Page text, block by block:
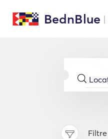
BednBlue
Filtre